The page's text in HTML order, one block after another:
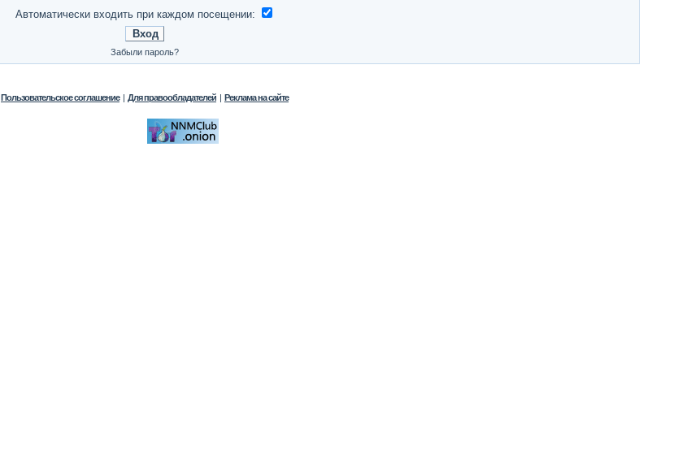
Автоматически входить при каждом посещении:
Забыли пароль?
Пользовательское соглашение | Для правообладателей | Реклама на сайте